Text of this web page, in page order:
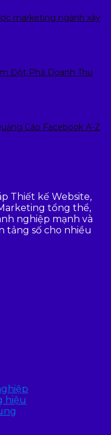
marketing ngành xây
Đột Phá Doanh Thu
Cáo Facebook A-Z
Thiết kế Website,
tổng thể,
nghiệp mạnh và
tảng số cho nhiều
hiệu